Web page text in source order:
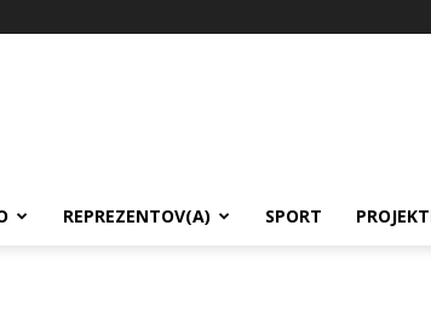
REPREZENTOV(A) SPORT